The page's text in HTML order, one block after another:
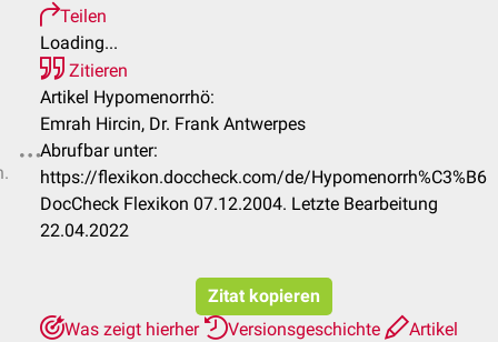
Teilen
Loading...
Zitieren
Artikel Hypomenorrhö:
Emrah Hircin, Dr. Frank Antwerpes
Abrufbar unter:
https://flexikon.doccheck.com/de/Hypomenorrh%C3%B6
DocCheck Flexikon 07.12.2004. Letzte Bearbeitung
22.04.2022
Zitat kopieren
Was zeigt hierher
Versionsgeschichte
Artikel